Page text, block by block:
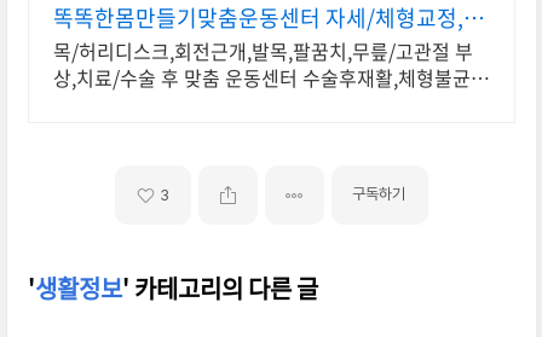
똑똑한몸만들기맞춤운동센터 자세/체형교정,재
활운동 전문
목/허리디스크,회전근개,발목,팔꿈치,무릎/고관절 부
상,치료/수술 후 맞춤 운동센터 수술후재활,체형불균형
3 구독하기
'생활정보' 카테고리의 다른 글